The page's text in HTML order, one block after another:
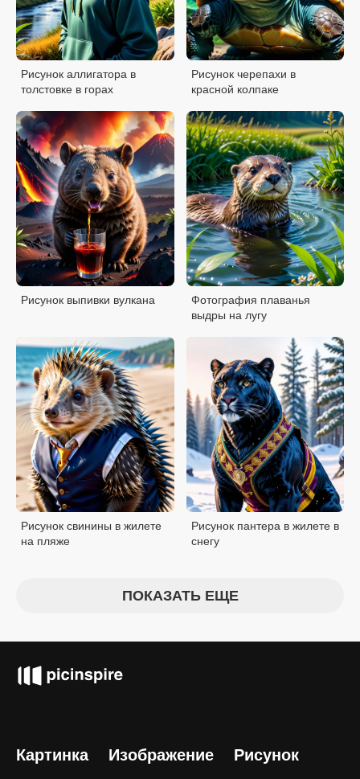
Рисунок аллигатора в
толстовке в горах
Рисунок черепахи в
красной колпаке
Рисунок выпивки вулкана
Фотография плаванья
выдры на лугу
Рисунок свинины в жилете
на пляже
Рисунок пантера в жилете в
снегу
ПОКАЗАТЬ ЕЩЕ
Картинка Изображение
Рисунок